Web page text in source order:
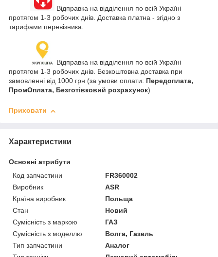
Відправка на відділення по всій Україні
протягом 1-3 робочих днів. Доставка платна - згідно з
тарифами перевізника.
Відправка на відділення по всій Україні
протягом 1-3 робочих днів. Безкоштовна доставка при
замовленні від 1000 грн (за умови оплати: Передоплата,
ПромОплата, Безготівковий розрахунок)
Приховати
Характеристики
Основні атрибути
Код запчастини
FR360002
Виробник
ASR
Країна виробник
Польща
Стан
Новий
Сумісність з маркою
ГАЗ
Сумісність з моделлю
Волга, Газель
Тип запчастини
Аналог